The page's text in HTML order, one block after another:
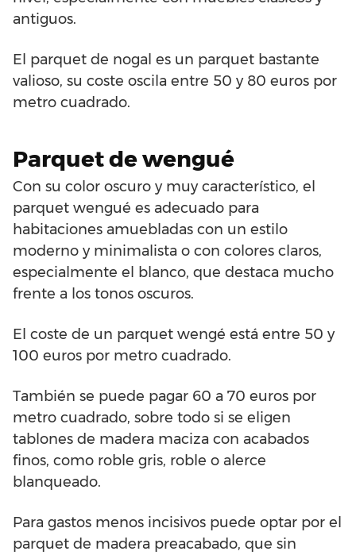
antiguos.
El parquet de nogal es un parquet bastante
valioso, su coste oscila entre 50 y 80 euros por
metro cuadrado.
Parquet de wengué
Con su color oscuro y muy característico, el
parquet wengué es adecuado para
habitaciones amuebladas con un estilo
moderno y minimalista o con colores claros,
especialmente el blanco, que destaca mucho
frente a los tonos oscuros.
El coste de un parquet wengé está entre 50 y
100 euros por metro cuadrado.
También se puede pagar 60 a 70 euros por
metro cuadrado, sobre todo si se eligen
tablones de madera maciza con acabados
finos, como roble gris, roble o alerce
blanqueado.
Para gastos menos incisivos puede optar por el
parquet de madera preacabado, que sin